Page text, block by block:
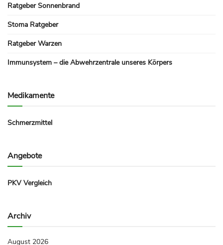
Ratgeber Sonnenbrand
Stoma Ratgeber
Ratgeber Warzen
Immunsystem – die Abwehrzentrale unseres Körpers
Medikamente
Schmerzmittel
Angebote
PKV Vergleich
Archiv
August 2026